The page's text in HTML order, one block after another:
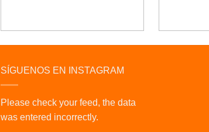
SÍGUENOS EN INSTAGRAM
Please check your feed, the data
was entered incorrectly.